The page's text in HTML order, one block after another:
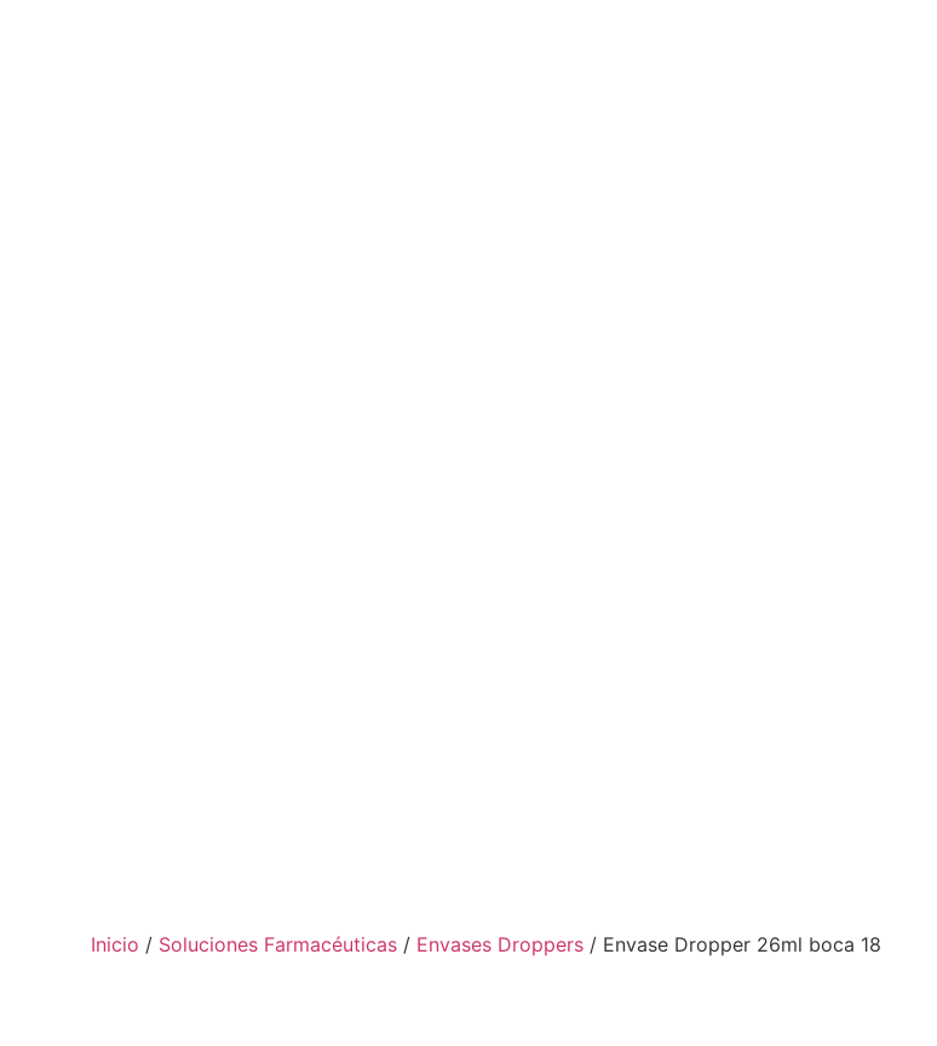
Inicio / Soluciones Farmacéuticas / Envases Droppers / Envase Dropper 26ml boca 18